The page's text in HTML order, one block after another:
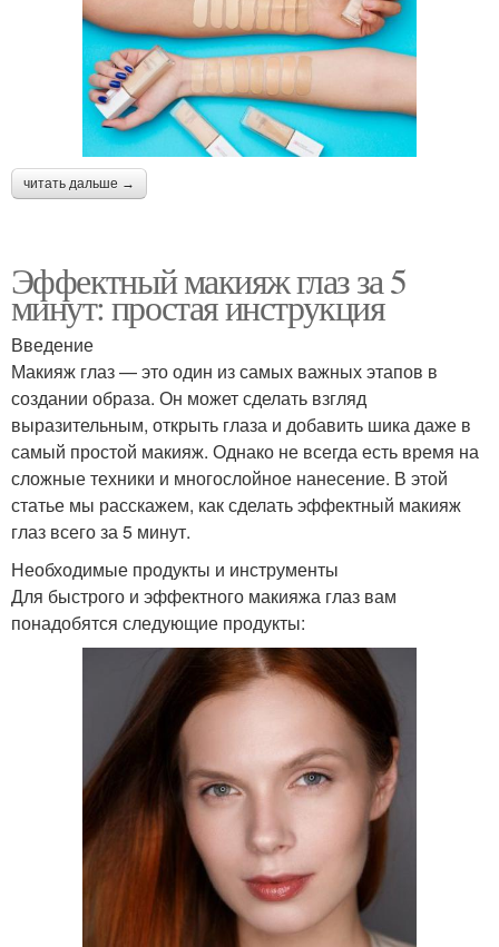
читать дальше →
Эффектный макияж глаз за 5
минут: простая инструкция
Введение
Макияж глаз — это один из самых важных этапов в
создании образа. Он может сделать взгляд
выразительным, открыть глаза и добавить шика даже в
самый простой макияж. Однако не всегда есть время на
сложные техники и многослойное нанесение. В этой
статье мы расскажем, как сделать эффектный макияж
глаз всего за 5 минут.
Необходимые продукты и инструменты
Для быстрого и эффектного макияжа глаз вам
понадобятся следующие продукты: